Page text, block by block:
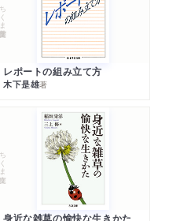
ちくま学芸文庫
レポートの組み立て方
木下是雄著
ちくま文庫
身近な雑草の愉快な生きかた